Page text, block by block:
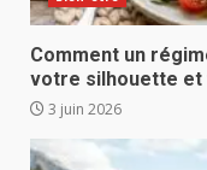
Comment un
votre silhouette et
3 juin 2026